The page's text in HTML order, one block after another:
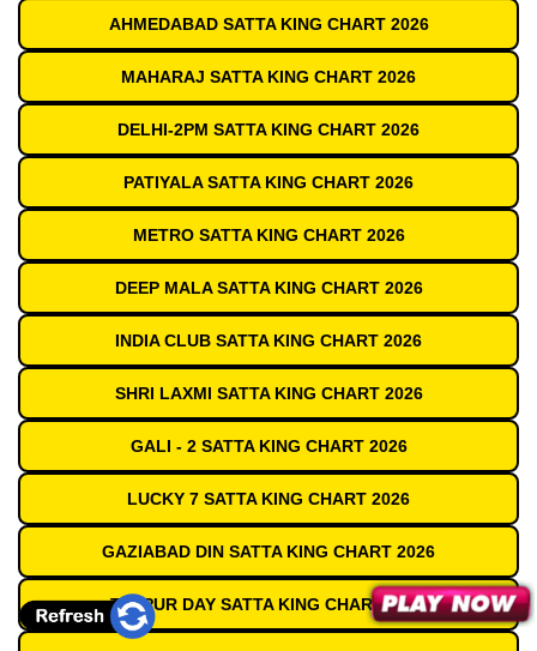
AHMEDABAD SATTA KING CHART 2026
MAHARAJ SATTA KING CHART 2026
DELHI-2PM SATTA KING CHART 2026
PATIYALA SATTA KING CHART 2026
METRO SATTA KING CHART 2026
DEEP MALA SATTA KING CHART 2026
INDIA CLUB SATTA KING CHART 2026
SHRI LAXMI SATTA KING CHART 2026
GALI - 2 SATTA KING CHART 2026
LUCKY 7 SATTA KING CHART 2026
GAZIABAD DIN SATTA KING CHART 2026
TEZPUR DAY SATTA KING CHART 2026